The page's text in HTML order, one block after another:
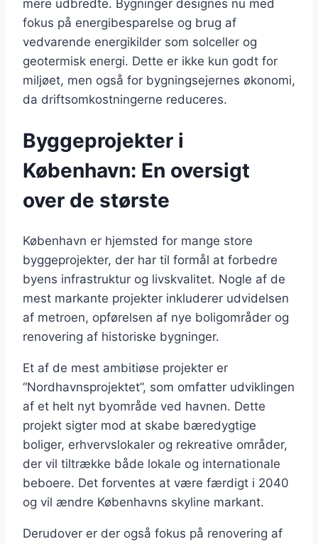
mere udbredte. Bygninger designes nu med
fokus på energibesparelse og brug af
vedvarende energikilder som solceller og
geotermisk energi. Dette er ikke kun godt for
miljøet, men også for bygningsejernes økonomi,
da driftsomkostningerne reduceres.
Byggeprojekter i
København: En oversigt
over de største
København er hjemsted for mange store
byggeprojekter, der har til formål at forbedre
byens infrastruktur og livskvalitet. Nogle af de
mest markante projekter inkluderer udvidelsen
af metroen, opførelsen af nye boligområder og
renovering af historiske bygninger.
Et af de mest ambitiøse projekter er
“Nordhavnsprojektet”, som omfatter udviklingen
af et helt nyt byområde ved havnen. Dette
projekt sigter mod at skabe bæredygtige
boliger, erhvervslokaler og rekreative områder,
der vil tiltrække både lokale og internationale
beboere. Det forventes at være færdigt i 2040
og vil ændre Københavns skyline markant.
Derudover er der også fokus på renovering af